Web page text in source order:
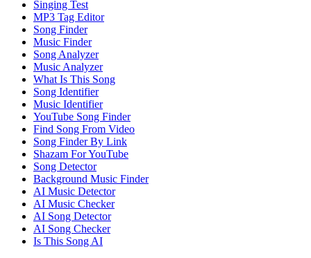
Singing Test
MP3 Tag Editor
Song Finder
Music Finder
Song Analyzer
Music Analyzer
What Is This Song
Song Identifier
Music Identifier
YouTube Song Finder
Find Song From Video
Song Finder By Link
Shazam For YouTube
Song Detector
Background Music Finder
AI Music Detector
AI Music Checker
AI Song Detector
AI Song Checker
Is This Song AI